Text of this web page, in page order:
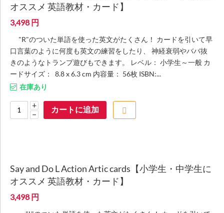
オススメ 英語教材・カード】
3,498 円
"R"のついた単語を使った英文がたくさん！ カードを引いて早
口言葉のように何度も英文の練習をしたり、 神経衰弱やババ抜
きのようなトランプ遊びもできます。 レベル： 小学生～一般 カ
ードサイズ： 8.8 x 6.3 cm 内容量： 56枚 ISBN:...
在庫あり
+
−
カートに追加
Say and Do L Action Artic cards【小学生・中学生に
オススメ 英語教材・カード】
3,498 円